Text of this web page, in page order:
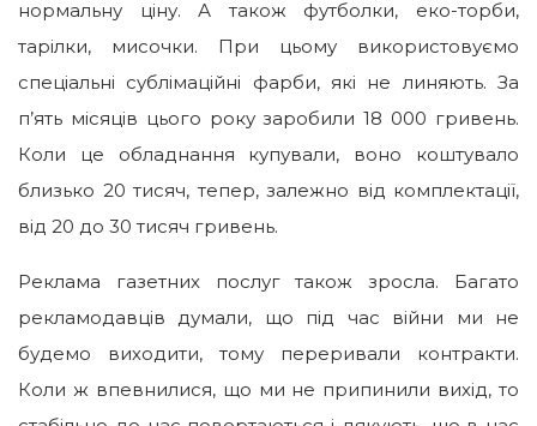
нормальну ціну. А також футболки, еко-торби,
тарілки, мисочки. При цьому використовуємо
спеціальні сублімаційні фарби, які не линяють. За
п’ять місяців цього року заробили 18 000 гривень.
Коли це обладнання купували, воно коштувало
близько 20 тисяч, тепер, залежно від комплектації,
від 20 до 30 тисяч гривень.
Реклама газетних послуг також зросла. Багато
рекламодавців думали, що під час війни ми не
будемо виходити, тому переривали контракти.
Коли ж впевнилися, що ми не припинили вихід, то